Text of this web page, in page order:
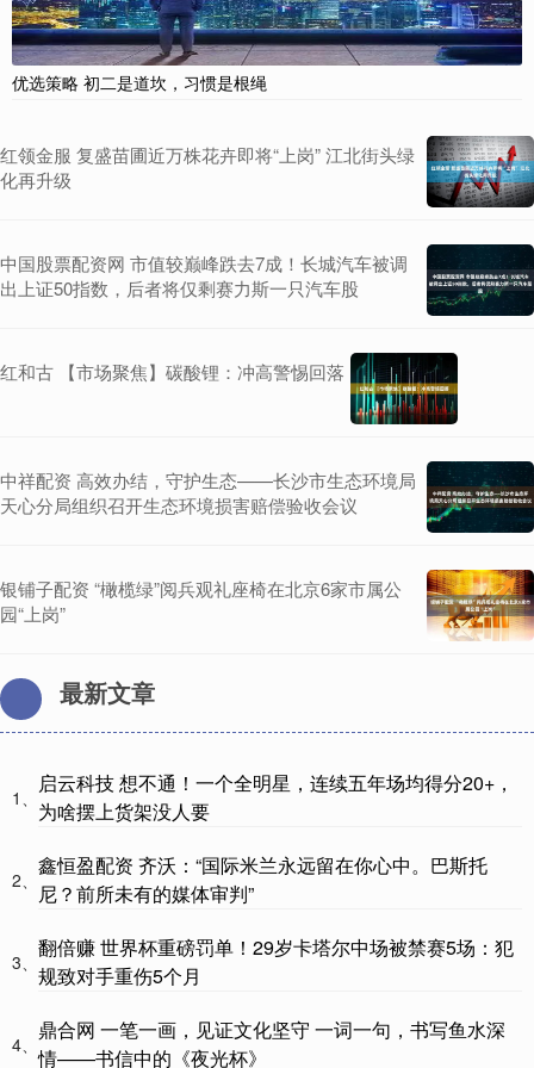
优选策略 初二是道坎，习惯是根绳
红领金服 复盛苗圃近万株花卉即将“上岗” 江北街头绿
化再升级
中国股票配资网 市值较巅峰跌去7成！长城汽车被调
出上证50指数，后者将仅剩赛力斯一只汽车股
红和古 【市场聚焦】碳酸锂：冲高警惕回落
中祥配资 高效办结，守护生态——长沙市生态环境局
天心分局组织召开生态环境损害赔偿验收会议
银铺子配资 “橄榄绿”阅兵观礼座椅在北京6家市属公
园“上岗”
最新文章
1、
启云科技 想不通！一个全明星，连续五年场均得分20+，
为啥摆上货架没人要
2、
鑫恒盈配资 齐沃：“国际米兰永远留在你心中。巴斯托
尼？前所未有的媒体审判”
3、
翻倍赚 世界杯重磅罚单！29岁卡塔尔中场被禁赛5场：犯
规致对手重伤5个月
4、
鼎合网 一笔一画，见证文化坚守 一词一句，书写鱼水深
情——书信中的《夜光杯》